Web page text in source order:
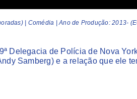
| Comédia | Ano de Produção: 2013-
Delegacia de Polícia de Nova
Samberg) e a relação que ele